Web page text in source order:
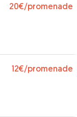
20€/promenade
12€/promenade